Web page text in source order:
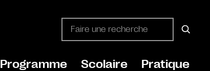
Programme Scolaire Pratique